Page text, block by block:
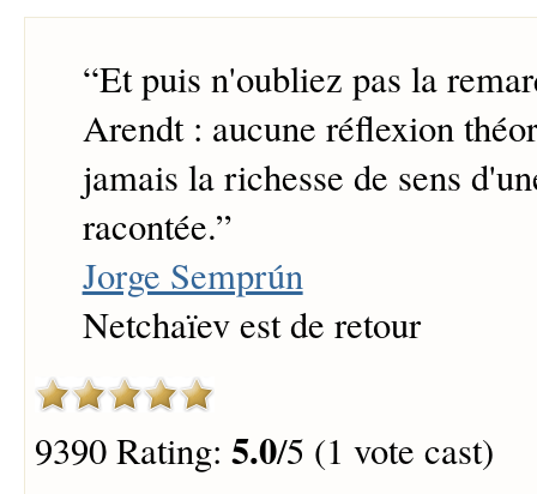
“Et puis n'oubliez pas la
Arendt : aucune réflexion
jamais la richesse de sens
racontée.”
Jorge Semprún
Netchaïev est de retour
9390 Rating: 5.0/5 (1 vote cast)